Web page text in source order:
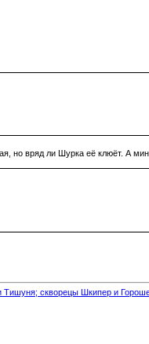
но вряд ли Шурка её клюёт. А
скворецы Шкипер и